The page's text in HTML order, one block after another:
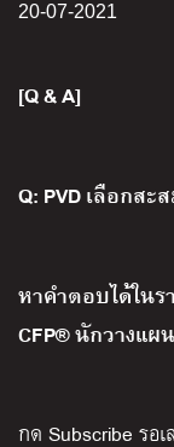
20-07-2021
[Q & A]
Q: PVD เลือกส
หาคำตอบได้ในร
CFP® นักวางแผ
กด Subscribe รอ